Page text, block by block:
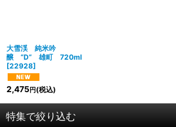
大雪渓 純米吟
醸 “D” 雄町 720ml
[22928]
2,475円 (税込)
特集で絞り込む